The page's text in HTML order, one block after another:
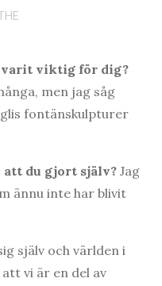
viktig för dig?
men jag såg
fontänskulpturer
du gjort själv? Jag
ännu inte har blivit
själv och världen i
vi är en del av